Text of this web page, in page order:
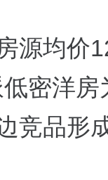
源均价
密洋房
竞品形